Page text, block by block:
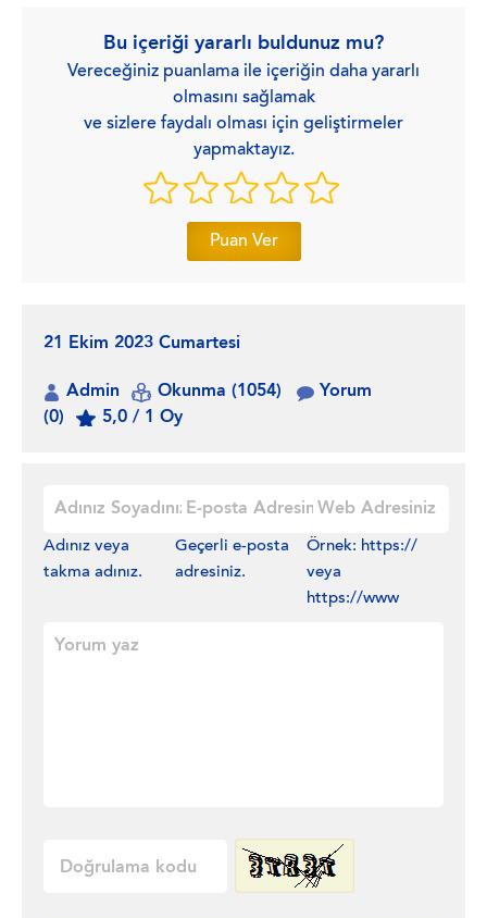
Bu içeriği yararlı buldunuz mu?
Vereceğiniz puanlama ile içeriğin daha yararlı
olmasını sağlamak
ve sizlere faydalı olması için geliştirmeler
yapmaktayız.
Puan Ver
21 Ekim 2023 Cumartesi
Admin Okunma (1054)
Yorum
(0)
5,0 / 1 Oy
Adınız veya
takma adınız.
Geçerli e-posta
adresiniz.
Örnek: https://
veya
https://www